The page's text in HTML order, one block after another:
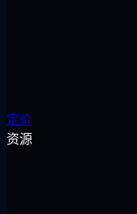
定价
资源